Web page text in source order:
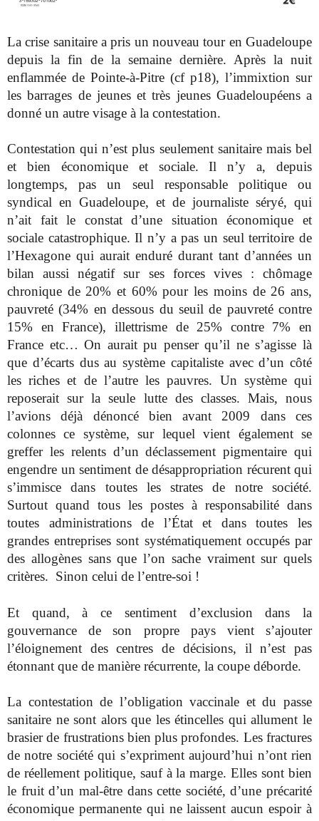
La crise sanitaire a pris un nouveau tour en Guadeloupe
depuis la fin de la semaine dernière. Après la nuit
enflammée de Pointe-à-Pitre (cf p18), l’immixtion sur
les barrages de jeunes et très jeunes Guadeloupéens a
donné un autre visage à la contestation.
Contestation qui n’est plus seulement sanitaire mais bel
et bien économique et sociale. Il n’y a, depuis
longtemps, pas un seul responsable politique ou
syndical en Guadeloupe, et de journaliste séryé, qui
n’ait fait le constat d’une situation économique et
sociale catastrophique. Il n’y a pas un seul territoire de
l’Hexagone qui aurait enduré durant tant d’années un
bilan aussi négatif sur ses forces vives : chômage
chronique de 20% et 60% pour les moins de 26 ans,
pauvreté (34% en dessous du seuil de pauvreté contre
15% en France), illettrisme de 25% contre 7% en
France etc… On aurait pu penser qu’il ne s’agisse là
que d’écarts dus au système capitaliste avec d’un côté
les riches et de l’autre les pauvres. Un système qui
reposerait sur la seule lutte des classes. Mais, nous
l’avions déjà dénoncé bien avant 2009 dans ces
colonnes ce système, sur lequel vient également se
greffer les relents d’un déclassement pigmentaire qui
engendre un sentiment de désappropriation récurent qui
s’immisce dans toutes les strates de notre société.
Surtout quand tous les postes à responsabilité dans
toutes administrations de l’État et dans toutes les
grandes entreprises sont systématiquement occupés par
des allogènes sans que l’on sache vraiment sur quels
critères. Sinon celui de l’entre-soi !
Et quand, à ce sentiment d’exclusion dans la
gouvernance de son propre pays vient s’ajouter
l’éloignement des centres de décisions, il n’est pas
étonnant que de manière récurrente, la coupe déborde.
La contestation de l’obligation vaccinale et du passe
sanitaire ne sont alors que les étincelles qui allument le
brasier de frustrations bien plus profondes. Les fractures
de notre société qui s’expriment aujourd’hui n’ont rien
de réellement politique, sauf à la marge. Elles sont bien
le fruit d’un mal-être dans cette société, d’une précarité
économique permanente qui ne laissent aucun espoir à